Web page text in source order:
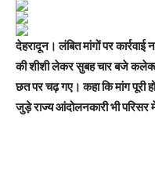
देहरादून। लंबित मांगों पर
की शीशी लेकर सुबह चार बजे
छत पर चढ़ गए। कहा कि मांग पूरी
जुड़े राज्य आंदोलनकारी भी परिसर